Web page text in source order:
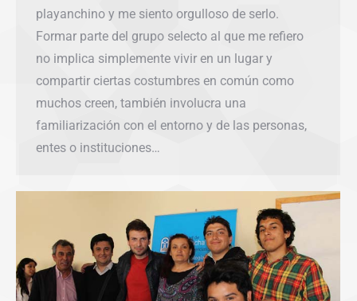
playanchino y me siento orgulloso de serlo.
Formar parte del grupo selecto al que me refiero
no implica simplemente vivir en un lugar y
compartir ciertas costumbres en común como
muchos creen, también involucra una
familiarización con el entorno y de las personas,
entes o instituciones…